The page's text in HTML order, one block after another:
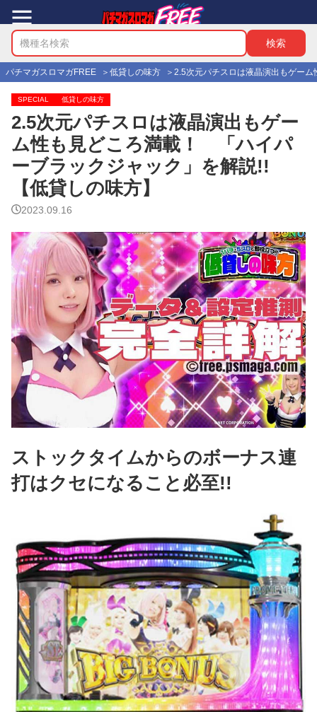
パチマガスロマガFREE 低貸しの味方 2.5次元パチスロは液晶演出もゲー
SPECIAL 低貸しの味方
2.5次元パチスロは液晶演出もゲー
ム性も見どころ満載！ 「ハイパ
ーブラックジャック」を解説!!
【低貸しの味方】
2023.09.16
ストックタイムからのボーナス連
打はクセになること必至!!